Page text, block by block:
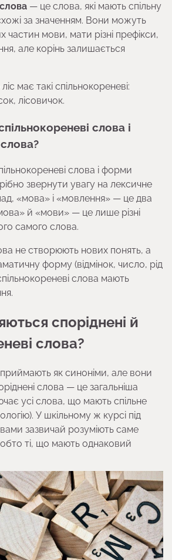
— це слова, які мають спільну
за значенням. Вони можуть
частин мови, мати різні префікси,
але корінь залишається
має такі спільнокореневі:
лісовичок.
слова і
слова і форми
звернути увагу на лексичне
«мова» і «мовлення» — це два
й «мови» — це лише різні
самого слова.
не створюють нових понять, а
форму (відмінок, число, рід
слова мають
споріднені й
слова?
як синоніми, але вони
слова — це загальніша
усі слова, що мають спільне
У шкільному ж курсі під
зазвичай розуміють саме
ті, що мають однаковий